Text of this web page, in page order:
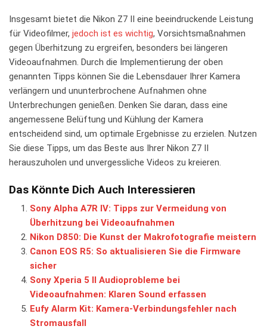
Insgesamt ‌bietet die Nikon ⁤Z7 II⁢ eine⁣ beeindruckende Leistung
für ​Videofilmer, jedoch ist‌ es wichtig, ​Vorsichtsmaßnahmen
gegen Überhitzung ⁣zu ergreifen, ⁢besonders‍ bei längeren
Videoaufnahmen. Durch die ⁣Implementierung ⁤der oben
genannten⁣ Tipps‍ können Sie die Lebensdauer Ihrer Kamera
verlängern und⁤ ununterbrochene Aufnahmen ohne
Unterbrechungen genießen. Denken Sie daran, dass eine
angemessene Belüftung und‍ Kühlung der Kamera
entscheidend sind, um ‍optimale Ergebnisse zu erzielen. Nutzen
Sie diese Tipps, um das Beste ‌aus Ihrer Nikon Z7 II⁣
herauszuholen und unvergessliche Videos zu kreieren.
Das Könnte Dich Auch Interessieren
Sony Alpha A7R IV: Tipps zur Vermeidung von
Überhitzung bei Videoaufnahmen
Nikon D850: Die Kunst der Makrofotografie meistern
Canon EOS R5: So aktualisieren Sie die Firmware
sicher
Sony Xperia 5 II Audioprobleme bei
Videoaufnahmen: Klaren Sound erfassen
Eufy Alarm Kit: Kamera-Verbindungsfehler nach
Stromausfall